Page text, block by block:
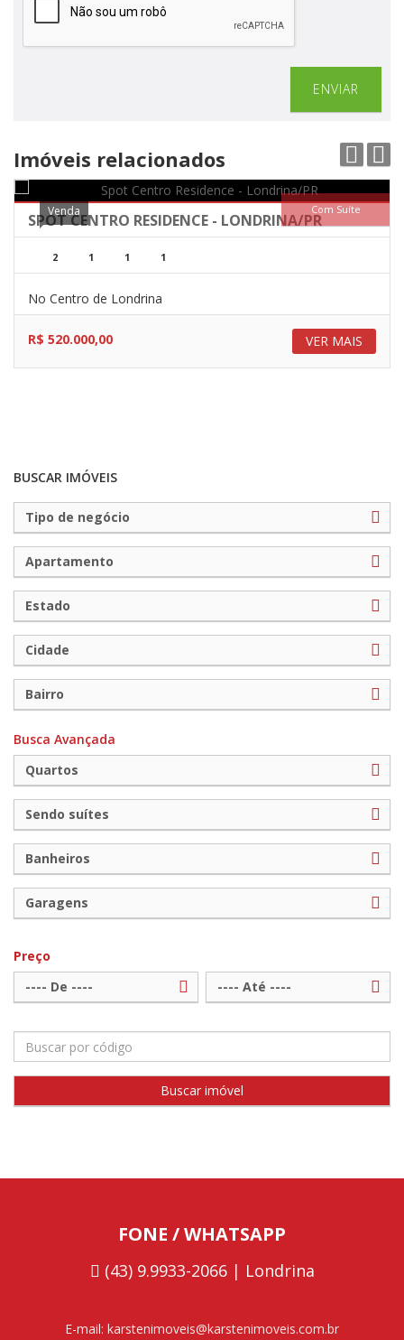
ENVIAR
Imóveis relacionados
Venda Com Suíte
SPOT CENTRO RESIDENCE - LONDRINA/PR
2 1 1 1
No Centro de Londrina
VER MAIS
R$ 520.000,00
BUSCAR IMÓVEIS
Tipo de negócio
Apartamento
Estado
Cidade
Bairro
Busca Avançada
Quartos
Sendo suítes
Banheiros
Garagens
Preço
---- De ----
---- Até ----
FONE / WHATSAPP
(43) 9.9933-2066 | Londrina
E-mail: karstenimoveis@karstenimoveis.com.br